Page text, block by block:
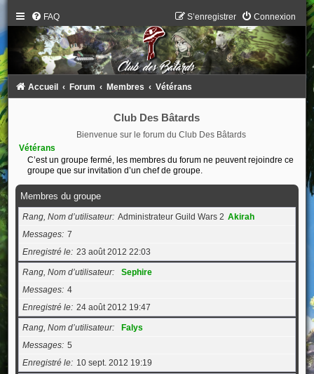
FAQ Connexion
S’enregistrer
Accueil Forum Membres Vétérans
Club Des Bâtards
Bienvenue sur le forum du Club Des Bâtards
Vétérans
C’est un groupe fermé, les membres du forum ne peuvent rejoindre ce
groupe que sur invitation d’un chef de groupe.
Membres du groupe
Rang, Nom d’utilisateur Administrateur Guild Wars 2 Akirah
Messages 7
Enregistré le 23 août 2012 22:03
Rang, Nom d’utilisateur
Sephire
Messages 4
Enregistré le 24 août 2012 19:47
Rang, Nom d’utilisateur
Falys
Messages 5
Enregistré le
10 sept. 2012 19:19